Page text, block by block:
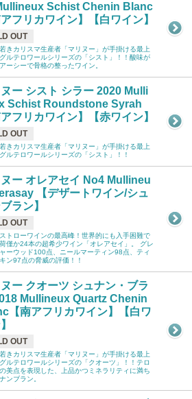
Schist Chenin Blanc
アフリカワイン】【白ワイン】
OUT
きカリスマ生産者「マリヌー」が手掛ける最上
ルテロワールシリーズの「シスト」！！酸味が
ーシーで骨格の整ったワイン。
ー シスト シラー 2020 Mulli
Schist Roundstone Syrah
アフリカワイン】【赤ワイン】
OUT
きカリスマ生産者「マリヌー」が手掛ける最上
ルテロワールシリーズの「シスト」！！
ー オレアセイ No4 Mullineu
【デザートワイン/シュ
ラン】
OUT
トローワインの最高峰！世界的にも入手困難で
僅か24本の超希少ワイン「オレアセイ」。 グレ
ーウッド100点、ニールマーティン98点、ティ
ン97点の脅威の評価！！
ー クオーツ シュナン・ブラ
Mullineux Quartz Chenin
【南アフリカワイン】【白ワ
OUT
きカリスマ生産者「マリヌー」が手掛ける最上
ルテロワールシリーズの「クオーツ」！！テロ
美点を表現した、上品かつミネラリティに満ち
ンブラン。